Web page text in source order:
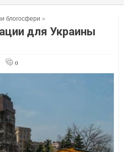
блогосфери »
для Украины
0